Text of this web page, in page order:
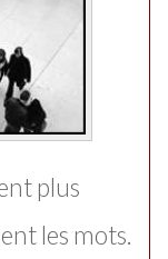
plus
les mots.